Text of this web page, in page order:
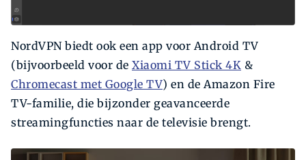
NordVPN biedt ook een app voor Android TV
(bijvoorbeeld voor de Xiaomi TV Stick 4K &
Chromecast met Google TV) en de Amazon Fire
TV-familie, die bijzonder geavanceerde
streamingfuncties naar de televisie brengt.